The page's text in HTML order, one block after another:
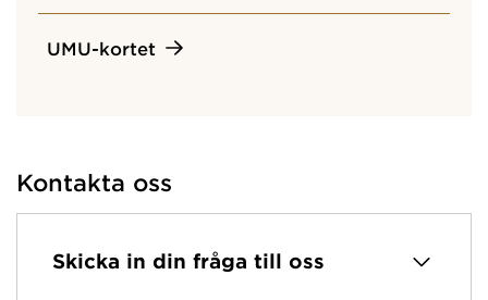
UMU-kortet
Kontakta oss
Skicka in din fråga till oss